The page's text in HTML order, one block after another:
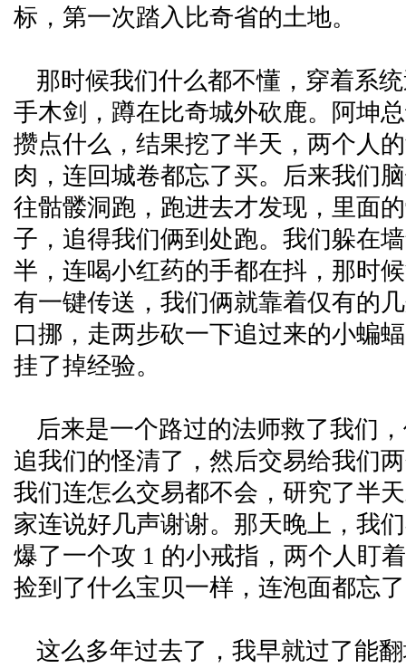
标，第一次踏入比奇省的土地。
那时候我们什么都不懂，穿着系
手木剑，蹲在比奇城外砍鹿。阿坤
攒点什么，结果挖了半天，两个人
肉，连回城卷都忘了买。后来我们
往骷髅洞跑，跑进去才发现，里面
子，追得我们俩到处跑。我们躲在
半，连喝小红药的手都在抖，那时
有一键传送，我们俩就靠着仅有的
口挪，走两步砍一下追过来的小蝙
挂了掉经验。
后来是一个路过的法师救了我们
追我们的怪清了，然后交易给我们
我们连怎么交易都不会，研究了半
家连说好几声谢谢。那天晚上，我
爆了一个攻 1 的小戒指，两个人盯
捡到了什么宝贝一样，连泡面都忘
这么多年过去了，我早就过了能